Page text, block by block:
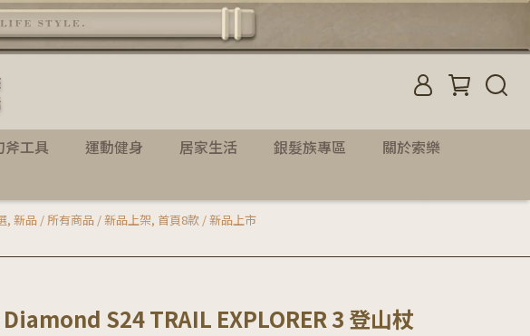
斧工具 運動健身 居家生活 銀髮族專區
關於索樂
, 新品 / 所有商品 / 新品上架, 首頁8款 / 新品上市
S24 TRAIL EXPLORER 3 登山杖